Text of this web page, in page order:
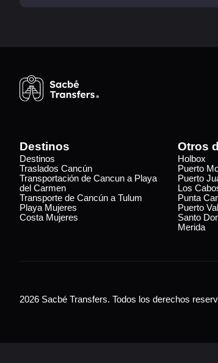
Destinos
Destinos
Traslados Cancún
Transportación de Cancun a Playa
del Carmen
Transporte de Cancún a Tulum
Playa Mujeres
Costa Mujeres
Otros
Holbox
Puerto
Puerto
Los
Punta
Puerto
Santo
Merida
2026 Sacbé Transfers. Todos los derechos